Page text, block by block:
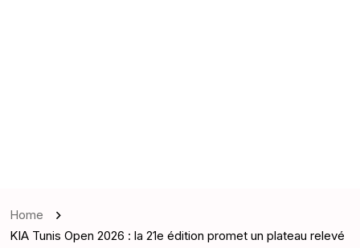
Home
KIA Tunis Open 2026 : la 21e édition promet un plateau relevé